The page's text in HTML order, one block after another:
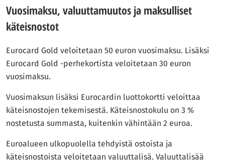
Vuosimaksu, valuuttamuutos ja maksulliset
käteisnostot
Eurocard Gold veloitetaan 50 euron vuosimaksu. Lisäksi
Eurocard Gold -perhekortista veloitetaan 30 euron
vuosimaksu.
Vuosimaksun lisäksi Eurocardin luottokortti veloittaa
käteisnostojen tekemisestä. Käteisnostokulu on 3 %
nostetusta summasta, kuitenkin vähintään 2 euroa.
Euroalueen ulkopuolella tehdyistä ostoista ja
käteisnostoista veloitetaan valuuttalisä. Valuuttalisää